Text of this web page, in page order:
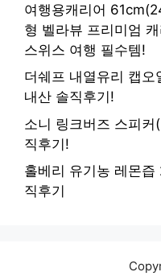
여행용캐리어
형 벨라뷰 프리미엄
스위스 여행 필수템!
더쉐프 내열유리 캡
내산 솔직후기!
소니 링크버즈 스피
직후기!
홀베리 유기농 레몬
직후기